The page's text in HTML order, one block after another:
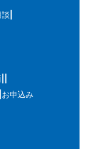
お申込み